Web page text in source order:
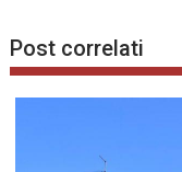
Post correlati